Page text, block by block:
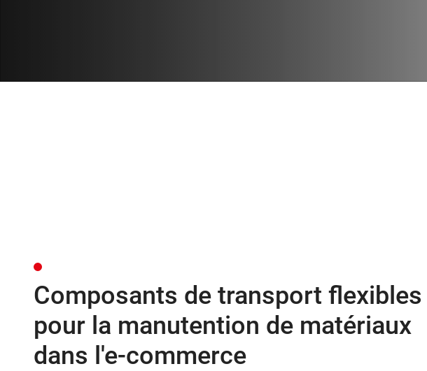
Composants de transport flexibles
pour la manutention de matériaux
dans l'e-commerce